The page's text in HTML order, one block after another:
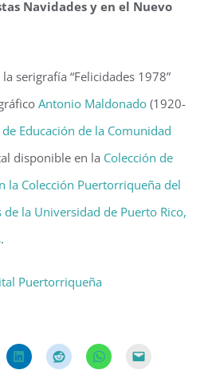
Navidades y en el Nuevo
serigrafía “Felicidades 1978”
Antonio Maldonado (1920-
Educación de la Comunidad
disponible en la Colección de
la Colección Puertorriqueña del
la Universidad de Puerto Rico,
.
Puertorriqueña